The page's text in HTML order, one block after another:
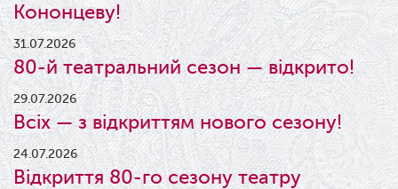
Кононцеву!
31.07.2026
80-й театральний сезон — відкрито!
29.07.2026
Всіх — з відкриттям нового сезону!
24.07.2026
Відкриття 80-го сезону театру